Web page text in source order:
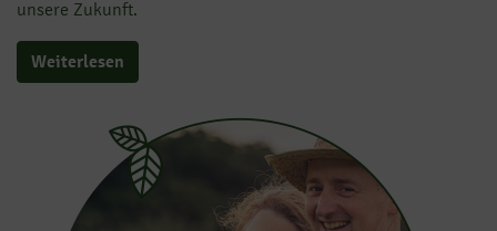
unsere Zukunft.
Weiterlesen